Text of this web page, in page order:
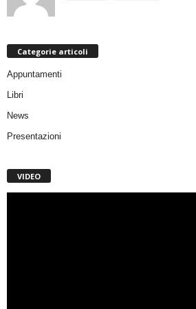
Categorie articoli
Appuntamenti
Libri
News
Presentazioni
VIDEO